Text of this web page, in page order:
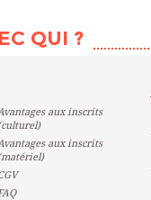
QUI ?
aux inscrits
aux inscrits